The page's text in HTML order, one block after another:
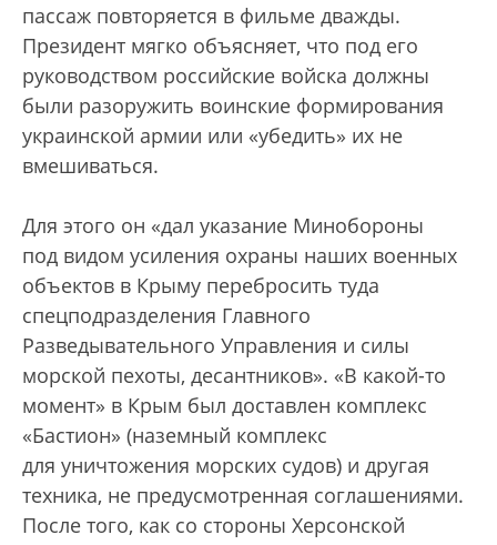
пассаж повторяется в фильме дважды.
Президент мягко объясняет, что под его
руководством российские войска должны
были разоружить воинские формирования
украинской армии или «убедить» их не
вмешиваться.
Для этого он «дал указание Минобороны
под видом усиления охраны наших военных
объектов в Крыму перебросить туда
спецподразделения Главного
Разведывательного Управления и силы
морской пехоты, десантников». «В какой-то
момент» в Крым был доставлен комплекс
«Бастион» (наземный комплекс
для уничтожения морских судов) и другая
техника, не предусмотренная соглашениями.
После того, как со стороны Херсонской